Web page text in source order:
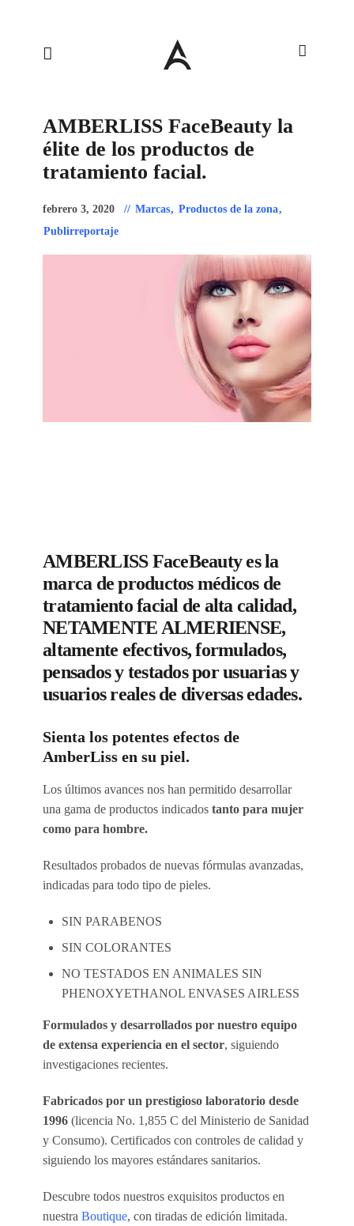
AMBERLISS FaceBeauty la
élite de los productos de
tratamiento facial.
febrero 3, 2020 Marcas, Productos de la zona,
Publirreportaje
AMBERLISS FaceBeauty es la
marca de productos médicos de
tratamiento facial de alta calidad,
NETAMENTE ALMERIENSE,
altamente efectivos, formulados,
pensados y testados por usuarias y
usuarios reales de diversas edades.
Sienta los potentes efectos de
AmberLiss en su piel.
Los últimos avances nos han permitido desarrollar
una gama de productos indicados tanto para mujer
como para hombre.
Resultados probados de nuevas fórmulas avanzadas,
indicadas para todo tipo de pieles.
SIN PARABENOS
SIN COLORANTES
NO TESTADOS EN ANIMALES SIN
PHENOXYETHANOL ENVASES AIRLESS
Formulados y desarrollados por nuestro equipo
de extensa experiencia en el sector, siguiendo
investigaciones recientes.
Fabricados por un prestigioso laboratorio desde
1996 (licencia No. 1,855 C del Ministerio de Sanidad
y Consumo). Certificados con controles de calidad y
siguiendo los mayores estándares sanitarios.
Descubre todos nuestros exquisitos productos en
nuestra Boutique, con tiradas de edición limitada.